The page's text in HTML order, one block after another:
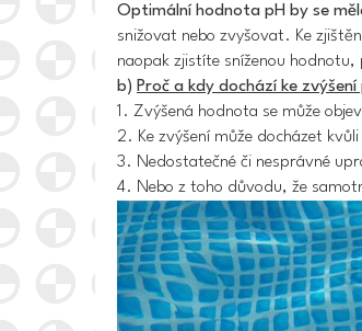
Optimální hodnota pH by se
snižovat nebo zvyšovat. Ke
naopak zjistíte sníženou hodnotu,
b) Proč a kdy dochází ke zvýšení
1. Zvýšená hodnota se může
2. Ke zvýšení může docházet
3. Nedostatečné či nesprávné
4. Nebo z toho důvodu, že